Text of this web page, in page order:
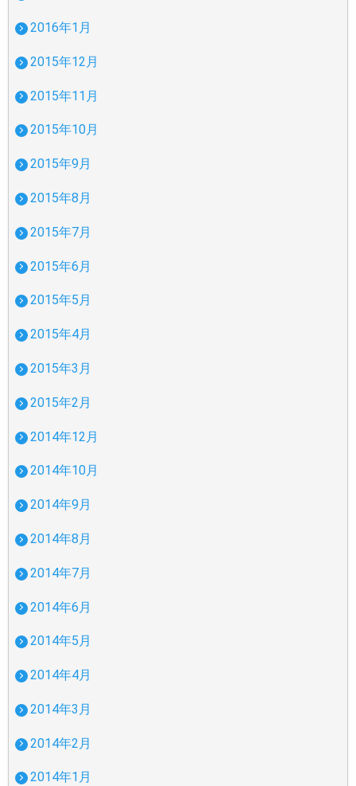
2016年1月
2015年12月
2015年11月
2015年10月
2015年9月
2015年8月
2015年7月
2015年6月
2015年5月
2015年4月
2015年3月
2015年2月
2014年12月
2014年10月
2014年9月
2014年8月
2014年7月
2014年6月
2014年5月
2014年4月
2014年3月
2014年2月
2014年1月